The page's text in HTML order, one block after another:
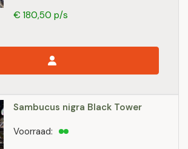
€ 180,50 p/s
Sambucus nigra Black Tower
Voorraad: